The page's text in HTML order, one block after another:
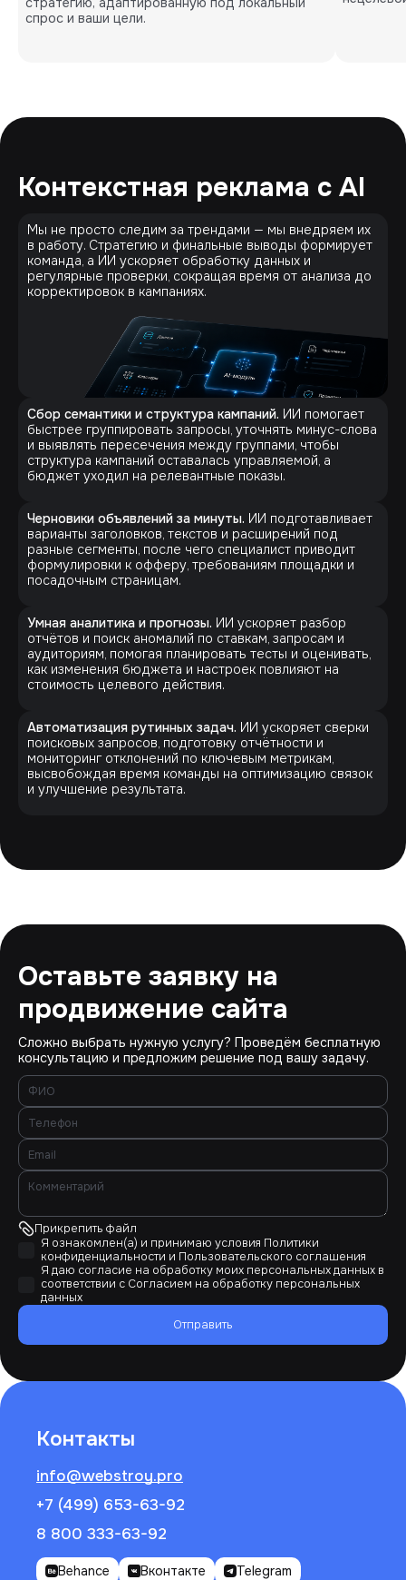
спрос и ваши цели.
Контекстная реклама с AI
Мы не просто следим за трендами — мы внедряем их
в работу. Стратегию и финальные выводы формирует
команда, а ИИ ускоряет обработку данных и
регулярные проверки, сокращая время от анализа до
корректировок в кампаниях.
Сбор семантики и структура кампаний. ИИ помогает
быстрее группировать запросы, уточнять минус-слова
и выявлять пересечения между группами, чтобы
структура кампаний оставалась управляемой, а
бюджет уходил на релевантные показы.
Черновики объявлений за минуты. ИИ подготавливает
варианты заголовков, текстов и расширений под
разные сегменты, после чего специалист приводит
формулировки к офферу, требованиям площадки и
посадочным страницам.
Умная аналитика и прогнозы. ИИ ускоряет разбор
отчётов и поиск аномалий по ставкам, запросам и
аудиториям, помогая планировать тесты и оценивать,
как изменения бюджета и настроек повлияют на
стоимость целевого действия.
Автоматизация рутинных задач. ИИ ускоряет сверки
поисковых запросов, подготовку отчётности и
мониторинг отклонений по ключевым метрикам,
высвобождая время команды на оптимизацию связок
и улучшение результата.
Оставьте заявку на
продвижение сайта
Сложно выбрать нужную услугу? Проведём бесплатную
консультацию и предложим решение под вашу задачу.
Прикрепить файл
Я ознакомлен(а) и принимаю условия Политики
конфиденциальности и Пользовательского соглашения
Я даю согласие на обработку моих персональных данных в
соответствии с Согласием на обработку персональных
данных
Отправить
Контакты
info@webstroy.pro
+7 (499) 653-63-92
8 800 333-63-92
Behance Вконтакте Telegram